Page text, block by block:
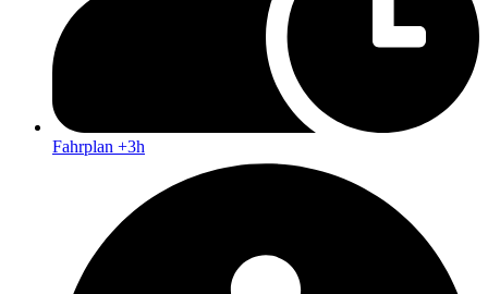
Fahrplan +3h